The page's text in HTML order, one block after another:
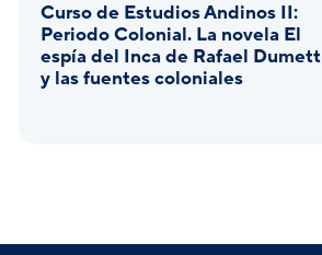
Curso de Estudios Andinos II:
Periodo Colonial. La novela El
espía del Inca de Rafael Dumett
y las fuentes coloniales